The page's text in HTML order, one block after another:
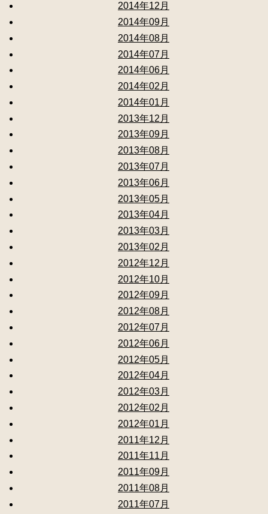
2014年12月
2014年09月
2014年08月
2014年07月
2014年06月
2014年02月
2014年01月
2013年12月
2013年09月
2013年08月
2013年07月
2013年06月
2013年05月
2013年04月
2013年03月
2013年02月
2012年12月
2012年10月
2012年09月
2012年08月
2012年07月
2012年06月
2012年05月
2012年04月
2012年03月
2012年02月
2012年01月
2011年12月
2011年11月
2011年09月
2011年08月
2011年07月